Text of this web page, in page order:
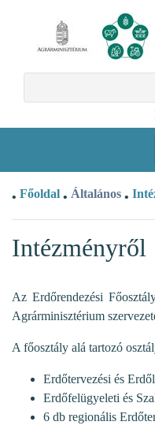
• Főoldal • Általános •
Intézményről
Az Erdőrendezési
Agrárminisztérium
A főosztály alá tartozó
Erdőtervezési és
Erdőfelügyeleti és
6 db regionális